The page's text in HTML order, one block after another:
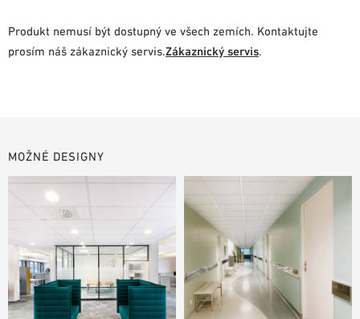
Produkt nemusí být dostupný ve všech zemích. Kontaktujte
prosím náš zákaznický servis.Zákaznický servis.
MOŽNÉ DESIGNY